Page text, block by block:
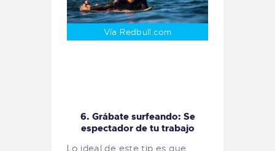
Vía Redbull.com
6. Grábate surfeando: Se
espectador de tu trabajo
Lo ideal de este tip es que